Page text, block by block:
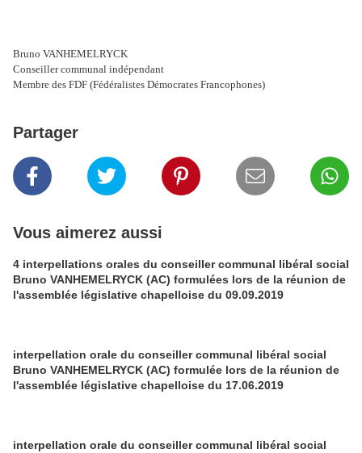
Bruno VANHEMELRYCK
Conseiller communal indépendant
Membre des FDF (Fédéralistes Démocrates Francophones)
Partager
Vous aimerez aussi
4 interpellations orales du conseiller communal libéral social
Bruno VANHEMELRYCK (AC) formulées lors de la réunion de
l'assemblée législative chapelloise du 09.09.2019
interpellation orale du conseiller communal libéral social
Bruno VANHEMELRYCK (AC) formulée lors de la réunion de
l'assemblée législative chapelloise du 17.06.2019
interpellation orale du conseiller communal libéral social